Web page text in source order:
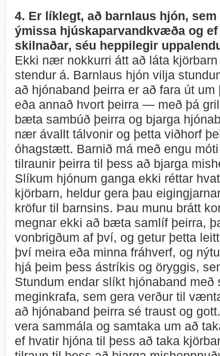
4. Er líklegt, að barnlaus hjón,
ýmissa hjúskaparvandkvæða og
skilnaðar, séu heppilegir
Ekki nær nokkurri átt að láta
stendur á. Barnlaus hjón vilja
að hjónaband þeirra er að fara út
eða annað hvort þeirra — með þá
bæta sambúð þeirra og bjarga
nær ávallt tálvonir og þetta viðhorf
óhagstætt. Barnið má með engu
tilraunir þeirra til þess að bjarga
Slíkum hjónum ganga ekki réttar
kjörbarn, heldur gera þau
kröfur til barnsins. Þau munu brátt
megnar ekki að bæta samlíf þeirra,
vonbrigðum af því, og getur þetta
því meira eða minna fráhverf, og
hjá þeim þess ástríkis og öryggis,
Stundum endar slíkt hjónaband með
meginkrafa, sem gera verður til
að hjónaband þeirra sé traust og
vera sammála og samtaka um að
ef hvatir hjóna til þess að taka